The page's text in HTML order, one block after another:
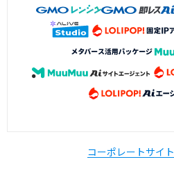
コーポレートサイト